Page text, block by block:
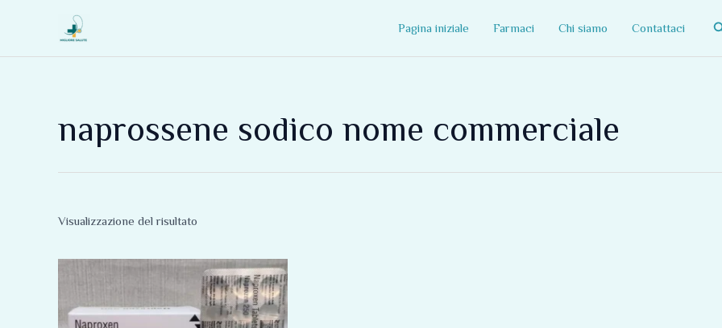
contenuto
Pagina iniziale Farmaci Chi siamo Contattaci
naprossene sodico nome commerciale
Visualizzazione del risultato